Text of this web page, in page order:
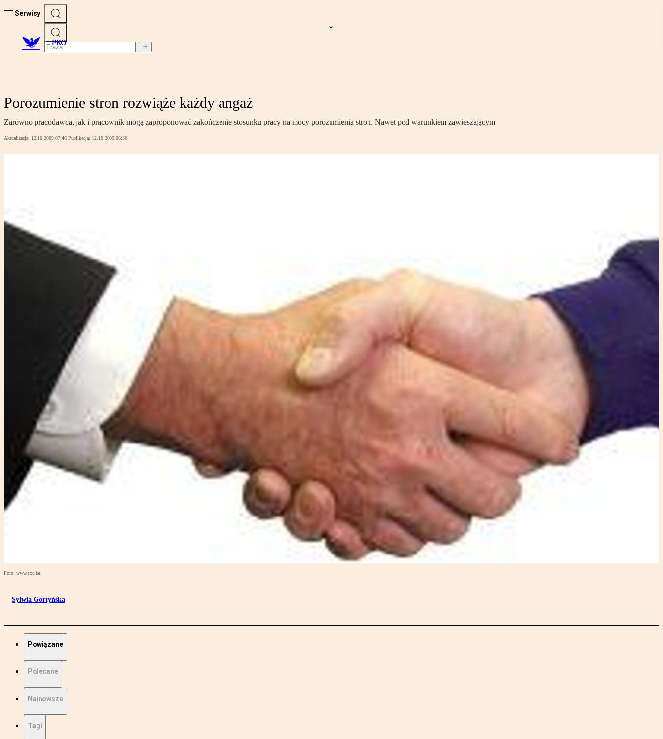
Serwisy
PRO
Porozumienie stron rozwiąże każdy angaż
Zarówno pracodawca, jak i pracownik mogą zaproponować zakończenie stosunku pracy na mocy porozumienia stron. Nawet pod warunkiem zawieszającym
Aktualizacja: 12.10.2009 07:46 Publikacja: 12.10.2009 06:30
Foto: www.sxc.hu
Sylwia Gortyńska
Powiązane
Polecane
Najnowsze
Tagi